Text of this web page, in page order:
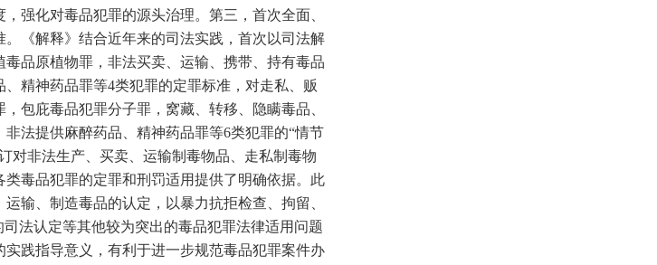
强化对毒品犯罪的源头治理。第三，首次全面、
《解释》结合近年来的司法实践，首次以司法解
品原植物罪，非法买卖、运输、携带、持有毒品
精神药品罪等4类犯罪的定罪标准，对走私、贩
包庇毒品犯罪分子罪，窝藏、转移、隐瞒毒品、
法提供麻醉药品、精神药品罪等6类犯罪的“情节
对非法生产、买卖、运输制毒物品、走私制毒物
毒品犯罪的定罪和刑罚适用提供了明确依据。此
输、制造毒品的认定，以暴力抗拒检查、拘留、
法认定等其他较为突出的毒品犯罪法律适用问题
践指导意义，有利于进一步规范毒品犯罪案件办